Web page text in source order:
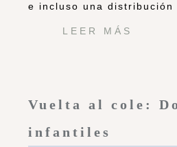
e incluso una distribución
LEER MÁS
Vuelta al cole:
infantiles